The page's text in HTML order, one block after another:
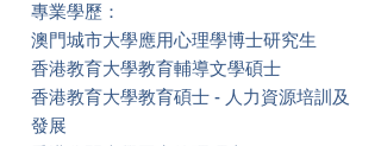
專業學歷：
澳門城市大學應用心理學博士研究生
香港教育大學教育輔導文學碩士
香港教育大學教育碩士 - 人力資源培訓及
發展